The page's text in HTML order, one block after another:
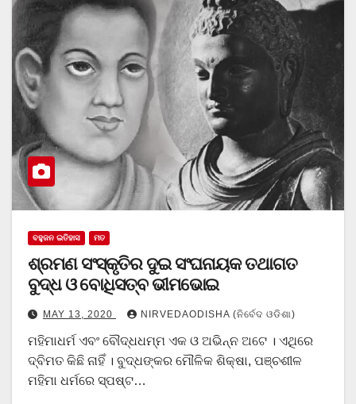
ବହୁଜନ ଇତିହାସ ମତ
ଶ୍ରମଣ ସଂସ୍କୃତିର ଦୁଇ ସଂଘନାୟକ ତଥାଗତ
ବୁଦ୍ଧ ଓ ବୋଧିସତ୍ବ ଭୀମଭୋଇ
MAY 13, 2020 NIRVEDAODISHA (ନିର୍ବେଦ ଓଡିଶା)
ମହିମାଧର୍ମ ଏବଂ ବୌଦ୍ଧଧମ୍ମ ଏକ ଓ ଅଭିନ୍ନ ଅଟେ । ଏଥିରେ
ଦ୍ବିମତ କିଛି ନାହିଁ । ବୁଦ୍ଧଙ୍କର ମୌଳିକ ଶିକ୍ଷା, ପଞ୍ଚଶୀଳ
ମହିମା ଧର୍ମରେ ସ୍ପଷ୍ଟ…